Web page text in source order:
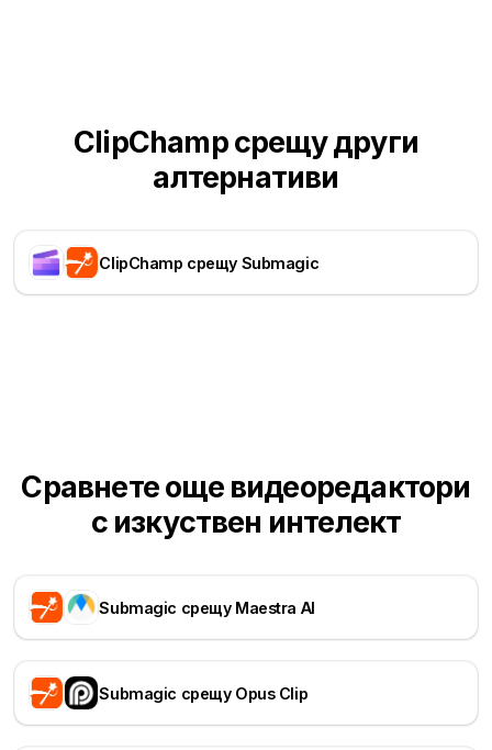
ClipChamp срещу други
алтернативи
ClipChamp срещу Submagic
Сравнете още видеоредактори
с изкуствен интелект
Submagic срещу Maestra AI
Submagic срещу Opus Clip